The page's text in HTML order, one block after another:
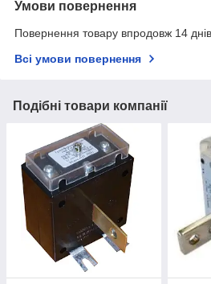
Умови повернення
Повернення товару впродовж 14
Всі умови повернення
Подібні товари компанії